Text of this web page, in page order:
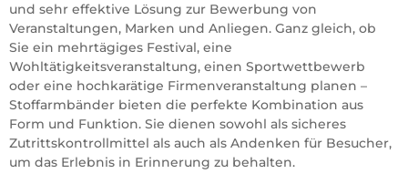
und sehr effektive Lösung zur Bewerbung von
Veranstaltungen, Marken und Anliegen. Ganz gleich, ob
Sie ein mehrtägiges Festival, eine
Wohltätigkeitsveranstaltung, einen Sportwettbewerb
oder eine hochkarätige Firmenveranstaltung planen –
Stoffarmbänder bieten die perfekte Kombination aus
Form und Funktion. Sie dienen sowohl als sicheres
Zutrittskontrollmittel als auch als Andenken für Besucher,
um das Erlebnis in Erinnerung zu behalten.